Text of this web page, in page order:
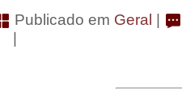
Publicado em Geral |
|